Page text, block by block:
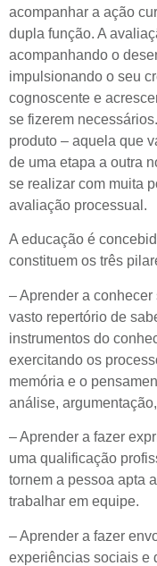
acompanhar a ação
dupla função. A
acompanhando o
impulsionando o seu
cognoscente e
se fizerem
produto – aquela que
de uma etapa a outra
se realizar com muita
avaliação processual.
A educação é
constituem os três
– Aprender a
vasto repertório de
instrumentos do
exercitando os
memória e o
análise,
– Aprender a fazer
uma qualificação
tornem a pessoa apta
trabalhar em equipe.
– Aprender a fazer
experiências sociais e